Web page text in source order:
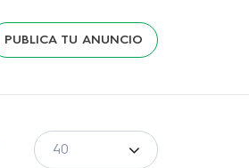
PUBLICA TU ANUNCIO